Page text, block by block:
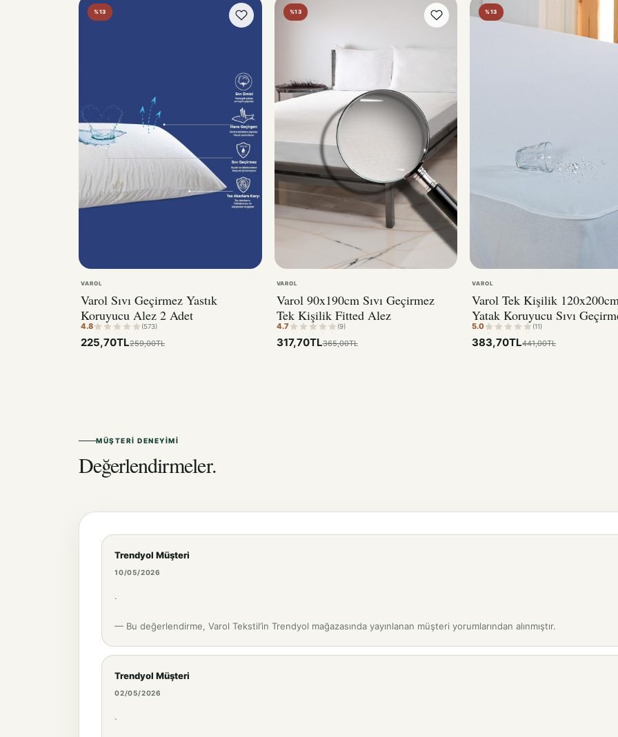
%13
VAROL
Varol Sıvı Geçirmez Yastık
Koruyucu Alez 2 Adet
4.8 (573)
225,70TL259,00TL
%13
VAROL
Varol 90x190cm Sıvı Geçirmez
Tek Kişilik Fitted Alez
4.7 (9)
317,70TL365,00TL
%13
VAROL
Varol Tek Kişilik
Yatak Koruyucu Sıvı
Alez
5.0 (11)
383,70TL441,00TL
MÜŞTERI DENEYIMI
Değerlendirmeler.
Trendyol Müşteri
10/05/2026
.
— Bu değerlendirme, Varol Tekstil’in Trendyol mağazasında yayınlanan müşteri yorumlarından alınmıştır.
Trendyol Müşteri
02/05/2026
.